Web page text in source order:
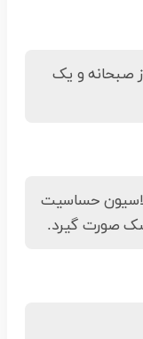
صبحانه و یک
حساسیت
صورت گیرد.